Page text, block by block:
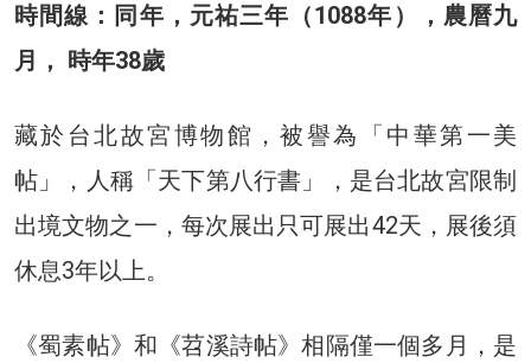
時間線：同年，元祐三年（1088年），農曆九
月， 時年38歲
藏於台北故宮博物館，被譽為「中華第一美
帖」，人稱「天下第八行書」，是台北故宮限制
出境文物之一，每次展出只可展出42天，展後須
休息3年以上。
《蜀素帖》和《苕溪詩帖》相隔僅一個多月，是